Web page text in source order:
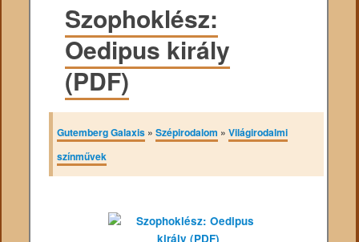
Szophoklész:
Oedipus király
(PDF)
Gutemberg Galaxis »Szépirodalom »Világirodalmi
színművek